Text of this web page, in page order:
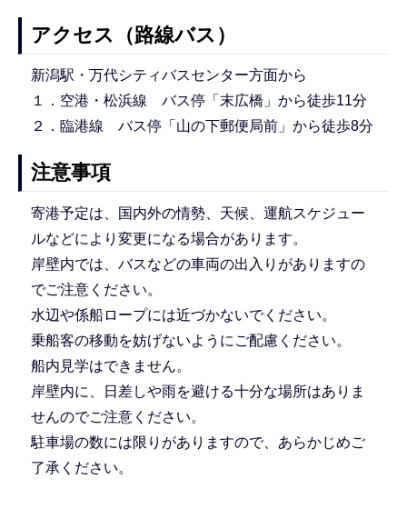
アクセス（路線バス）
新潟駅・万代シティバスセンター方面から
１．空港・松浜線 バス停「末広橋」から徒歩11分
２．臨港線 バス停「山の下郵便局前」から徒歩8分
注意事項
寄港予定は、国内外の情勢、天候、運航スケジュー
ルなどにより変更になる場合があります。
岸壁内では、バスなどの車両の出入りがありますの
でご注意ください。
水辺や係船ロープには近づかないでください。
乗船客の移動を妨げないようにご配慮ください。
船内見学はできません。
岸壁内に、日差しや雨を避ける十分な場所はありま
せんのでご注意ください。
駐車場の数には限りがありますので、あらかじめご
了承ください。